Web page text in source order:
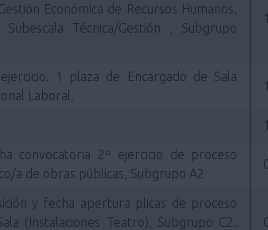
Económica de Recursos Humanos,
Subescala Técnica/Gestión , Subgrupo
1 plaza de Encargado de Sala
Laboral.
convocatoria 2º ejercicio de proceso
a de obras públicas, Subgrupo A2
y fecha apertura plicas de proceso
(Instalaciones Teatro), Subgrupo C2.